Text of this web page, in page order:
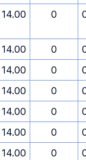
14.00 0
14.00 0
14.00 0
14.00 0
14.00 0
14.00 0
14.00 0